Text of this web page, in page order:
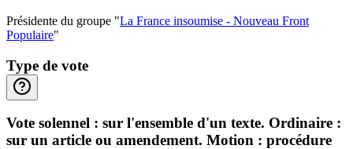
Présidente du groupe "La France insoumise - Nouveau Front
Populaire"
Type de vote
Vote solennel : sur l'ensemble d'un texte. Ordinaire :
sur un article ou amendement. Motion : procédure